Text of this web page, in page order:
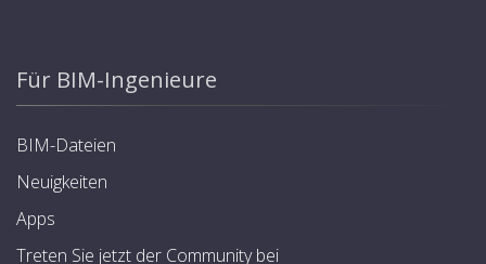
Für BIM-Ingenieure
BIM-Dateien
Neuigkeiten
Apps
Treten Sie jetzt der Community bei